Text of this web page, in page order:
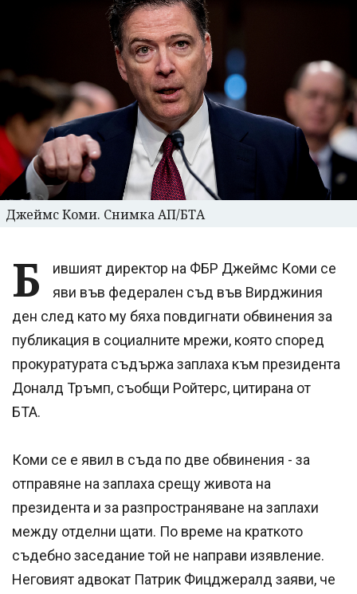
Джеймс Коми. Снимка АП/БТА
Б
ившият директор на ФБР Джеймс Коми се
яви във федерален съд във Вирджиния
ден след като му бяха повдигнати обвинения за
публикация в социалните мрежи, която според
прокуратурата съдържа заплаха към президента
Доналд Тръмп, съобщи Ройтерс, цитирана от
БТА.
Коми се е явил в съда по две обвинения - за
отправяне на заплаха срещу живота на
президента и за разпространяване на заплахи
между отделни щати. По време на краткото
съдебно заседание той не направи изявление.
Неговият адвокат Патрик Фицджералд заяви, че